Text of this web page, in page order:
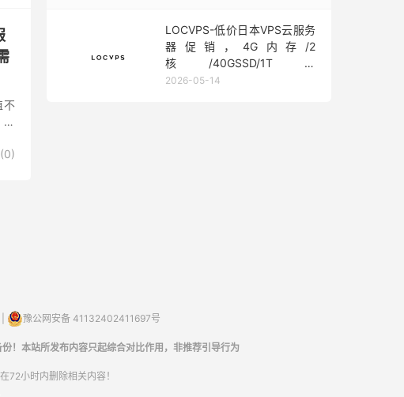
不
0)
LOCVPS-低价日本VPS云服务
器促销，4G内存/2
核/40GSSD/1T流
量/450Mbps带宽，低至36元/
2026-05-14
豫公网安备 41132402411697号
！本站所发布内容只起综合对比作用，非推荐引导行为
72小时内删除相关内容！